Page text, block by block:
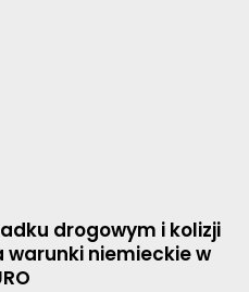
drogowym i kolizji
warunki niemieckie w